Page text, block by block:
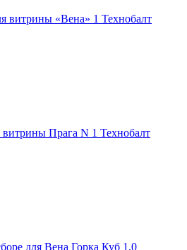
витрины «Вена» 1 Технобалт
витрины Прага N 1 Технобалт
для Вена Горка Куб 1,0